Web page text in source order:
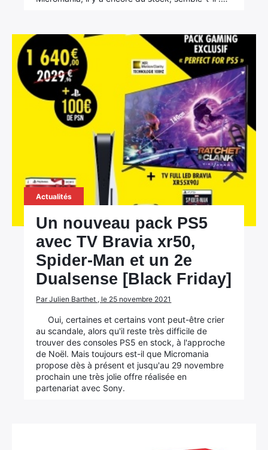
Actualités
Un nouveau pack PS5
avec TV Bravia xr50,
Spider-Man et un 2e
Dualsense [Black Friday]
Par Julien Barthet , le 25 novembre 2021
Oui, certaines et certains vont peut-être crier
au scandale, alors qu'il reste très difficile de
trouver des consoles PS5 en stock, à l'approche
de Noël. Mais toujours est-il que Micromania
propose dès à présent et jusqu'au 29 novembre
prochain une très jolie offre réalisée en
partenariat avec Sony.